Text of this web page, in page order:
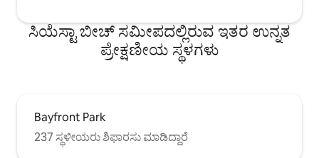
ಸಿಯೆಸ್ಟಾ ಬೀಚ್ ಸಮೀಪದಲ್ಲಿರುವ ಇತರ ಉನ್ನತ
ಪ್ರೇಕ್ಷಣೀಯ ಸ್ಥಳಗಳು
Bayfront Park
237 ಸ್ಥಳೀಯರು ಶಿಫಾರಸು ಮಾಡಿದ್ದಾರೆ